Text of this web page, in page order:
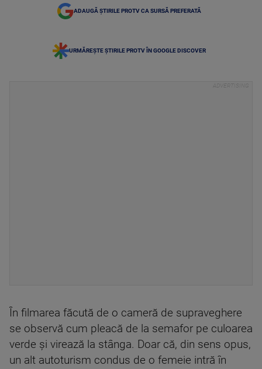
ADAUGĂ ȘTIRILE PROTV CA SURSĂ PREFERATĂ
URMĂREȘTE ȘTIRILE PROTV ÎN GOOGLE DISCOVER
În filmarea făcută de o cameră de supraveghere
se observă cum pleacă de la semafor pe culoarea
verde și virează la stânga. Doar că, din sens opus,
un alt autoturism condus de o femeie intră în